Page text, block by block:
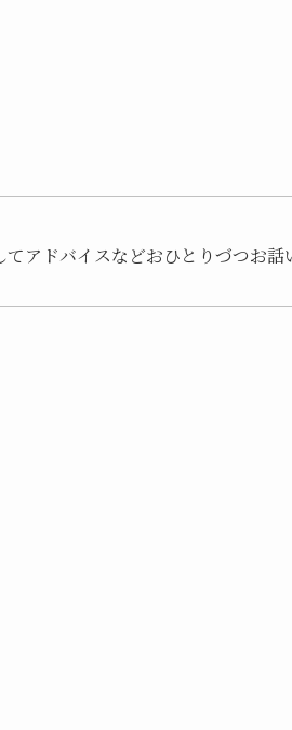
アドバイスなどおひとりづつお話